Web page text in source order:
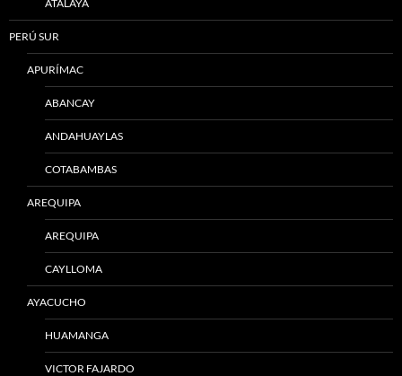
ATALAYA
PERÚ SUR
APURÍMAC
ABANCAY
ANDAHUAYLAS
COTABAMBAS
AREQUIPA
AREQUIPA
CAYLLOMA
AYACUCHO
HUAMANGA
VICTOR FAJARDO